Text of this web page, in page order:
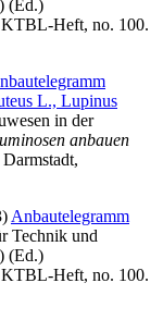
(Ed.)
Heft, no. 100.
L., Lupinus
in der
anbauen
Anbautelegramm
Technik und
(Ed.)
Heft, no. 100.